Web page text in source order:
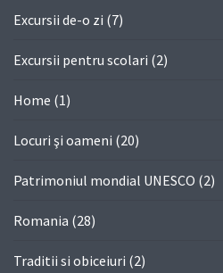
Excursii de-o zi (7)
Excursii pentru scolari (2)
Home (1)
Locuri şi oameni (20)
Patrimoniul mondial UNESCO (2)
Romania (28)
Traditii si obiceiuri (2)